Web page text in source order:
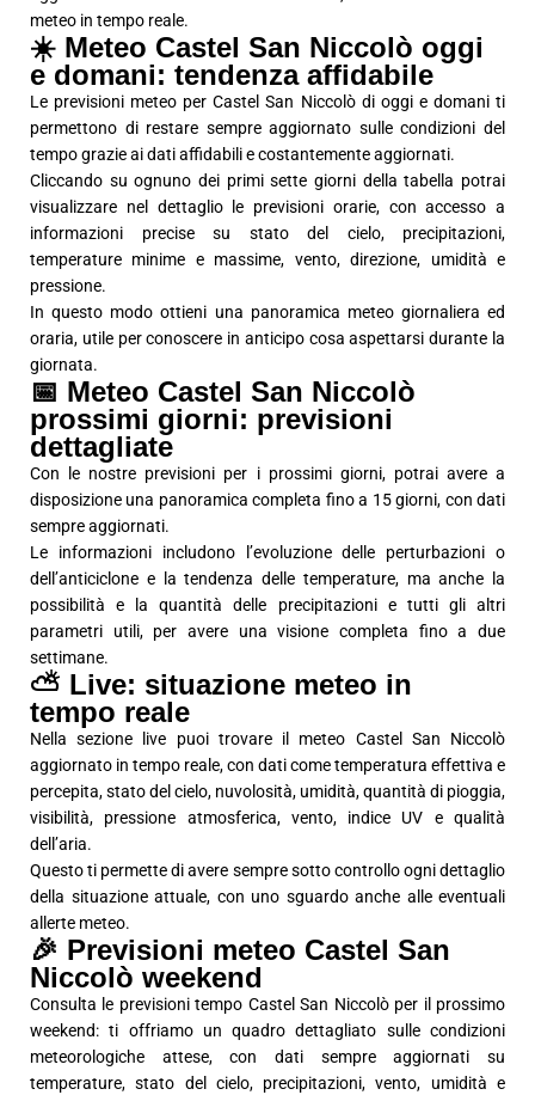
meteo in tempo reale.
☀️ Meteo Castel San Niccolò oggi
e domani: tendenza affidabile
Le previsioni meteo per Castel San Niccolò di oggi e domani ti
permettono di restare sempre aggiornato sulle condizioni del
tempo grazie ai dati affidabili e costantemente aggiornati.
Cliccando su ognuno dei primi sette giorni della tabella potrai
visualizzare nel dettaglio le previsioni orarie, con accesso a
informazioni precise su stato del cielo, precipitazioni,
temperature minime e massime, vento, direzione, umidità e
pressione.
In questo modo ottieni una panoramica meteo giornaliera ed
oraria, utile per conoscere in anticipo cosa aspettarsi durante la
giornata.
📅 Meteo Castel San Niccolò
prossimi giorni: previsioni
dettagliate
Con le nostre previsioni per i prossimi giorni, potrai avere a
disposizione una panoramica completa fino a 15 giorni, con dati
sempre aggiornati.
Le informazioni includono l’evoluzione delle perturbazioni o
dell’anticiclone e la tendenza delle temperature, ma anche la
possibilità e la quantità delle precipitazioni e tutti gli altri
parametri utili, per avere una visione completa fino a due
settimane.
⛅ Live: situazione meteo in
tempo reale
Nella sezione live puoi trovare il meteo Castel San Niccolò
aggiornato in tempo reale, con dati come temperatura effettiva e
percepita, stato del cielo, nuvolosità, umidità, quantità di pioggia,
visibilità, pressione atmosferica, vento, indice UV e qualità
dell’aria.
Questo ti permette di avere sempre sotto controllo ogni dettaglio
della situazione attuale, con uno sguardo anche alle eventuali
allerte meteo.
🎉 Previsioni meteo Castel San
Niccolò weekend
Consulta le previsioni tempo Castel San Niccolò per il prossimo
weekend: ti offriamo un quadro dettagliato sulle condizioni
meteorologiche attese, con dati sempre aggiornati su
temperature, stato del cielo, precipitazioni, vento, umidità e